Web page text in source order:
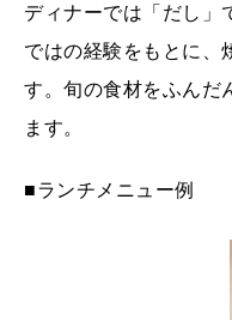
ディナーでは「だし」
ではの経験をもとに、
す。旬の食材をふんだ
ます。
■ランチメニュー例